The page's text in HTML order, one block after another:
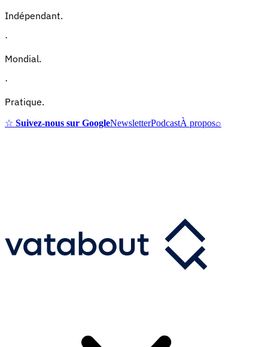
Indépendant.
·
Mondial.
·
Pratique.
☆ Suivez-nous sur GoogleNewsletterPodcastÀ propos⌕